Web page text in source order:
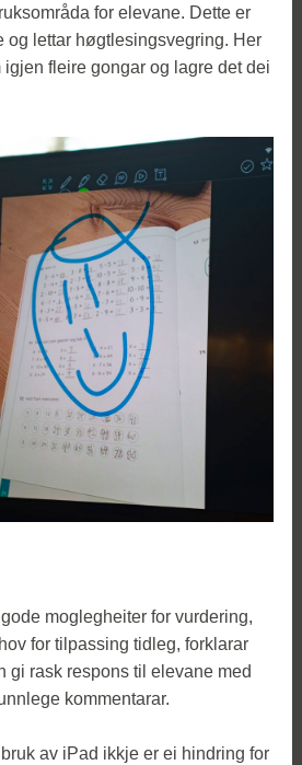
for elevane. Dette er
og lettar høgtlesingsvegring. Her
fleire gongar og lagre det dei
moglegheiter for vurdering,
for tilpassing tidleg, forklarar
gi rask respons til elevane med
kommentarar.
av iPad ikkje er ei hindring for